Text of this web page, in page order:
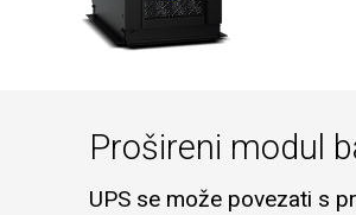
Prošireni modul
UPS se može povezati s